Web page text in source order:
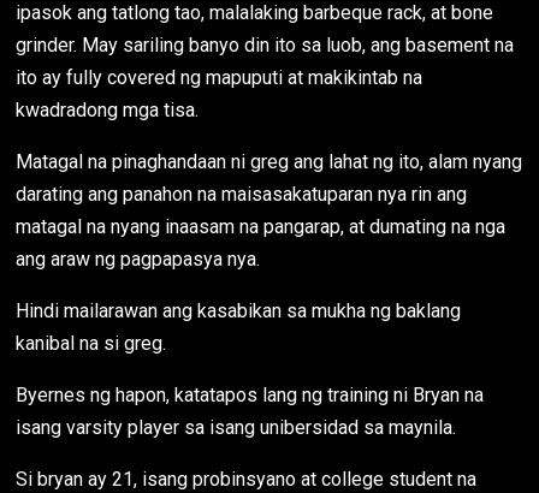
ipasok ang tatlong tao, malalaking barbeque rack, at bone
grinder. May sariling banyo din ito sa luob, ang basement na
ito ay fully covered ng mapuputi at makikintab na
kwadradong mga tisa.
Matagal na pinaghandaan ni greg ang lahat ng ito, alam nyang
darating ang panahon na maisasakatuparan nya rin ang
matagal na nyang inaasam na pangarap, at dumating na nga
ang araw ng pagpapasya nya.
Hindi mailarawan ang kasabikan sa mukha ng baklang
kanibal na si greg.
Byernes ng hapon, katatapos lang ng training ni Bryan na
isang varsity player sa isang unibersidad sa maynila.
Si bryan ay 21, isang probinsyano at college student na